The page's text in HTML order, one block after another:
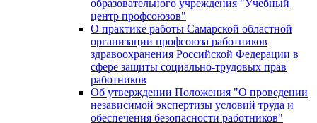
образовательного учреждения "Учебный
центр профсоюзов"
О практике работы Самарской областной
организации профсоюза работников
здравоохранения Российской Федерации в
сфере защиты социально-трудовых прав
работников
Об утверждении Положения "О проведении
независимой экспертизы условий труда и
обеспечения безопасности работников"